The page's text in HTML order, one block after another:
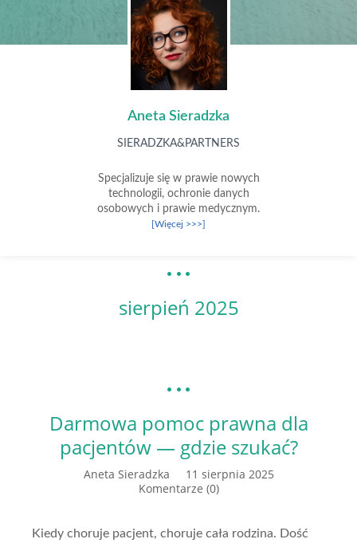
Aneta Sieradzka
SIERADZKA&PARTNERS
Specjalizuje się w prawie nowych
technologii, ochronie danych
osobowych i prawie medycznym.
[Więcej >>>]
sierpień 2025
Darmowa pomoc prawna dla
pacjentów — gdzie szukać?
Aneta Sieradzka
11 sierpnia 2025
Komentarze (0)
Kiedy choruje pacjent, choruje cała rodzina. Dość